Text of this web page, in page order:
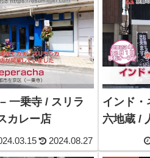
一乗寺 / スリラ
カレー店
2024.08.27
インド・
六地蔵 /